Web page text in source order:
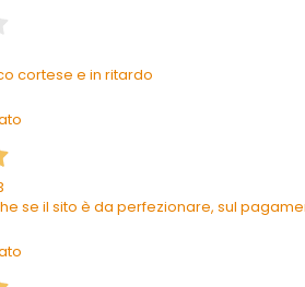
cortese e in ritardo
se il sito è da perfezionare, sul